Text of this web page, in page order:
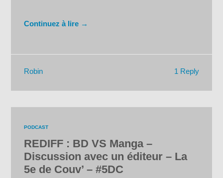
Continuez à lire →
1 Reply
Robin
PODCAST
REDIFF : BD VS Manga –
Discussion avec un éditeur – La
5e de Couv’ – #5DC